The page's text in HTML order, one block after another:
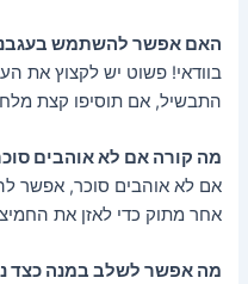
האם אפשר להשתמש
בוודאי! פשוט יש לקצוץ את
התבשיל, אם תוסיפו קצת
מה קורה אם לא אוהבים
אם לא אוהבים סוכר, אפשר
אחר מתוק כדי לאזן את
מה אפשר לשלב במנה כצד